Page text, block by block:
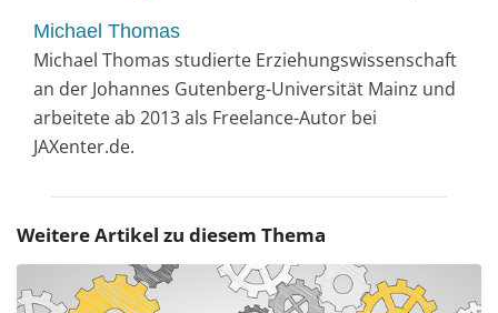
Michael Thomas
Michael Thomas studierte Erziehungswissenschaft
an der Johannes Gutenberg-Universität Mainz und
arbeitete ab 2013 als Freelance-Autor bei
JAXenter.de.
Weitere Artikel zu diesem Thema